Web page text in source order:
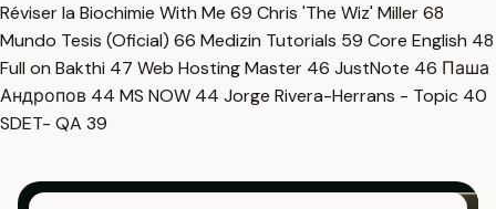
Réviser la Biochimie With Me 69 Chris 'The Wiz' Miller68
Mundo Tesis (Oficial) 66 Medizin Tutorials 59 Core English 48
Full on Bakthi 47 Web Hosting Master 46 JustNote 46 Паша
Андропов 44 MS NOW 44 Jorge Rivera-Herrans - Topic 40
SDET- QA 39